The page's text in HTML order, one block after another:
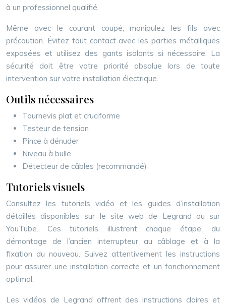
à un professionnel qualifié.
Même avec le courant coupé, manipulez les fils avec
précaution. Évitez tout contact avec les parties métalliques
exposées et utilisez des gants isolants si nécessaire. La
sécurité doit être votre priorité absolue lors de toute
intervention sur votre installation électrique.
Outils nécessaires
Tournevis plat et cruciforme
Testeur de tension
Pince à dénuder
Niveau à bulle
Détecteur de câbles (recommandé)
Tutoriels visuels
Consultez les tutoriels vidéo et les guides d’installation
détaillés disponibles sur le site web de Legrand ou sur
YouTube. Ces tutoriels illustrent chaque étape, du
démontage de l’ancien interrupteur au câblage et à la
fixation du nouveau. Suivez attentivement les instructions
pour assurer une installation correcte et un fonctionnement
optimal.
Les vidéos de Legrand offrent des instructions claires et